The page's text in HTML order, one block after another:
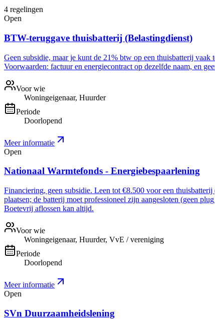
4 regelingen
Open
BTW-teruggave thuisbatterij (Belastingdienst)
Geen subsidie, maar je kunt de 21% btw op een thuisbatterij
Voorwaarden: factuur en energiecontract op dezelfde naam, en
Voor wie
Woningeigenaar, Huurder
Periode
Doorlopend
Meer informatie
Open
Nationaal Warmtefonds - Energiebespaarlening
Financiering, geen subsidie. Leen tot €8.500 voor een
plaatsen; de batterij moet professioneel zijn aangesloten (geen
Boetevrij aflossen kan altijd.
Voor wie
Woningeigenaar, Huurder, VvE / vereniging
Periode
Doorlopend
Meer informatie
Open
SVn Duurzaamheidslening